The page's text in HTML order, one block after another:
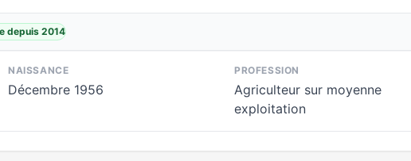
depuis 2014
NAISSANCE
Décembre 1956
PROFESSION
Agriculteur sur moyenne
exploitation